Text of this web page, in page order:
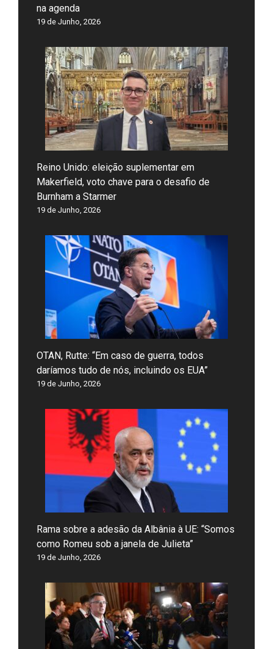
na agenda
19 de Junho, 2026
Reino Unido: eleição suplementar em
Makerfield, voto chave para o desafio de
Burnham a Starmer
19 de Junho, 2026
OTAN, Rutte: “Em caso de guerra, todos
daríamos tudo de nós, incluindo os EUA”
19 de Junho, 2026
Rama sobre a adesão da Albânia à UE: “Somos
como Romeu sob a janela de Julieta”
19 de Junho, 2026